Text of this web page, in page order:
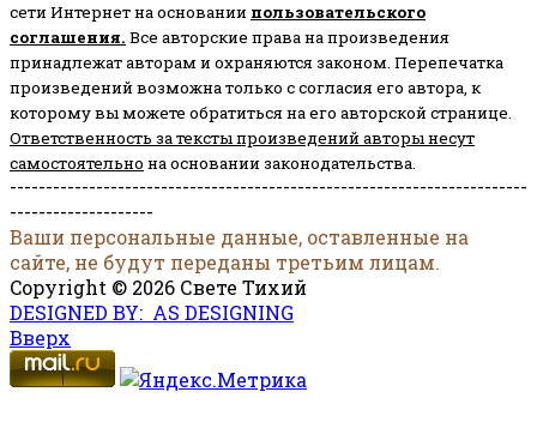
сети Интернет на основании пользовательского
соглашения. Все авторские права на произведения
принадлежат авторам и охраняются законом. Перепечатка
произведений возможна только с согласия его автора, к
которому вы можете обратиться на его авторской странице.
Ответственность за тексты произведений авторы несут
самостоятельно на основании законодательства.
------------------------------------------------------------------------
--------------------
Ваши персональные данные, оставленные на
сайте, не будут переданы третьим лицам.
Copyright © 2026 Свете Тихий
DESIGNED BY: AS DESIGNING
Вверх